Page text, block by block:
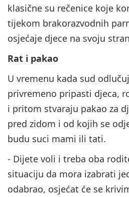
klasične su rečenice koje
tijekom brakorazvodnih
osjećaje djece na svoju
Rat i pakao
U vremenu kada sud
privremeno pripasti djeca,
i pritom stvaraju pakao za
pred zidom i od kojih se
budu suci mami ili tati.
- Dijete voli i treba oba
situaciju da mora izabrati
odabrao, osjećat će se